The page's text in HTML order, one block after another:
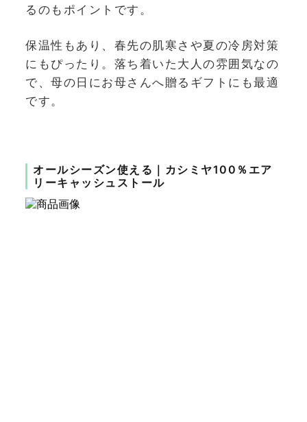
るのもポイントです。
保温性もあり、春先の肌寒さや夏の冷房対策
にもぴったり。落ち着いた大人の雰囲気なの
で、母の日にお母さんへ贈るギフトにも最適
です。
オールシーズン使える｜カシミヤ100％エア
リーキャッシュストール